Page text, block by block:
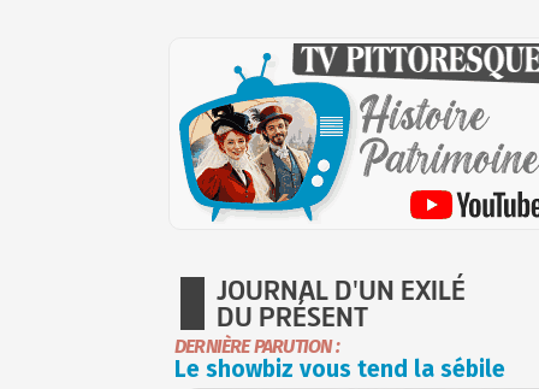
JOURNAL D'UN EXILÉ
DU PRÉSENT
DERNIÈRE PARUTION :
Le showbiz vous tend la sébile